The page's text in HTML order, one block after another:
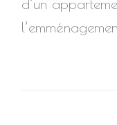
d’un